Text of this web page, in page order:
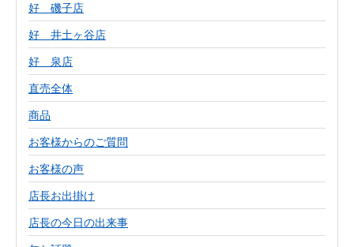
好 磯子店
好 井土ヶ谷店
好 泉店
直売全体
商品
お客様からのご質問
お客様の声
店長お出掛け
店長の今日の出来事